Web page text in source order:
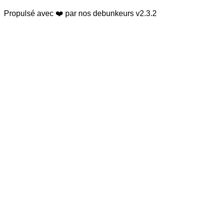
Propulsé avec ❤️ par nos debunkeurs v2.3.2